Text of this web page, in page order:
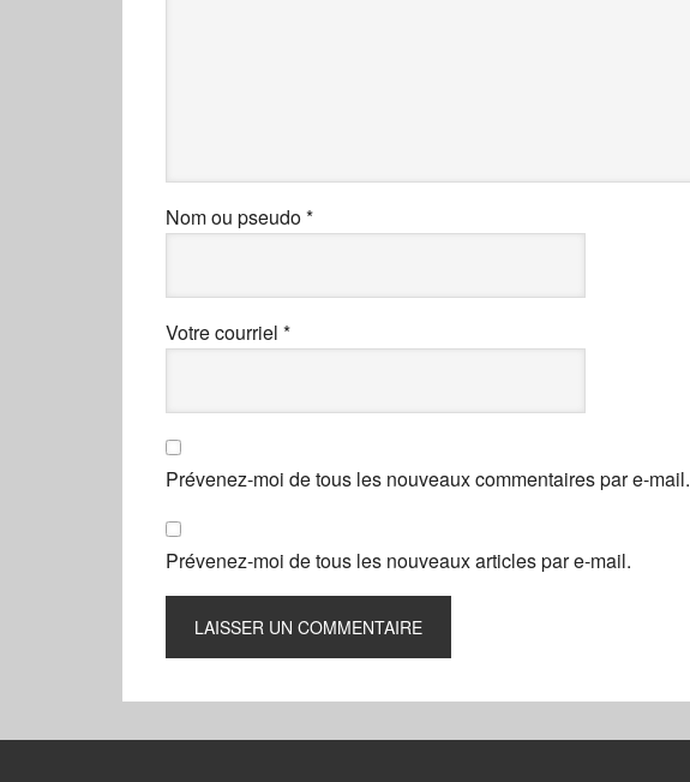
Nom ou pseudo*
Votre courriel *
Prévenez-moi de tous les nouveaux commentaires par e-mail.
Prévenez-moi de tous les nouveaux articles par e-mail.